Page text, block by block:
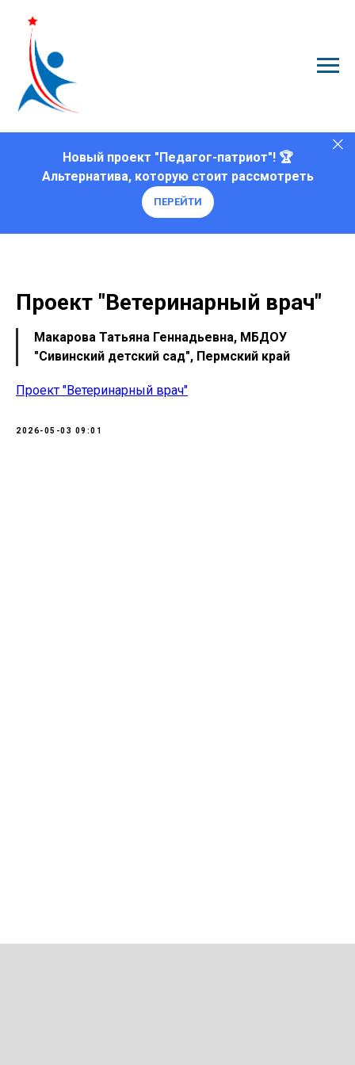
Новый проект "Педагог-патриот"! 🏆
Альтернатива, которую стоит рассмотреть
ПЕРЕЙТИ
Проект "Ветеринарный врач"
Макарова Татьяна Геннадьевна, МБДОУ
"Сивинский детский сад", Пермский край
Проект "Ветеринарный врач"
2026-05-03 09:01